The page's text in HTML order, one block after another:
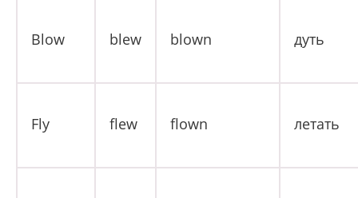
Blow blew blown дуть
Fly flew flown летать